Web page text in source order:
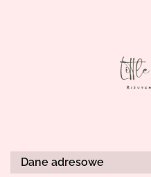
Dane adresowe